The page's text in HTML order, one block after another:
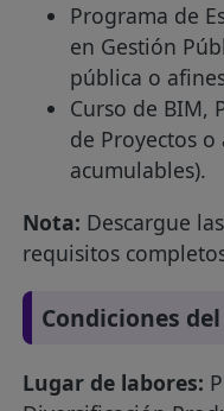
Programa de
en Gestión
pública o
Curso de BIM,
de Proyectos
acumulables).
Nota: Descargue
requisitos
Condiciones
Lugar de labores: